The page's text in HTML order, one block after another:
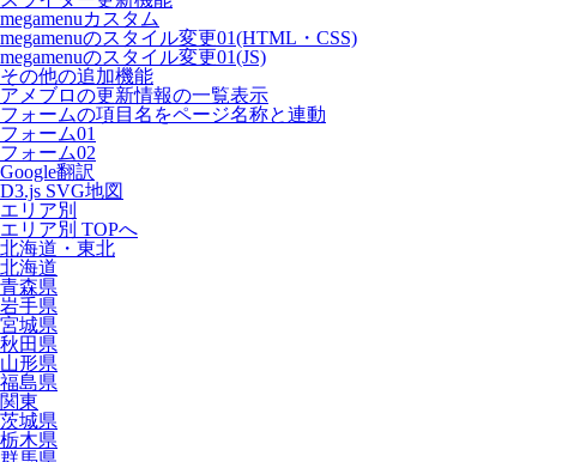
megamenuカスタム
megamenuのスタイル変更01(HTML・CSS)
megamenuのスタイル変更01(JS)
その他の追加機能
アメブロの更新情報の一覧表示
フォームの項目名をページ名称と連動
フォーム01
フォーム02
Google翻訳
D3.js SVG地図
エリア別
エリア別 TOPへ
北海道・東北
北海道
青森県
岩手県
宮城県
秋田県
山形県
福島県
関東
茨城県
栃木県